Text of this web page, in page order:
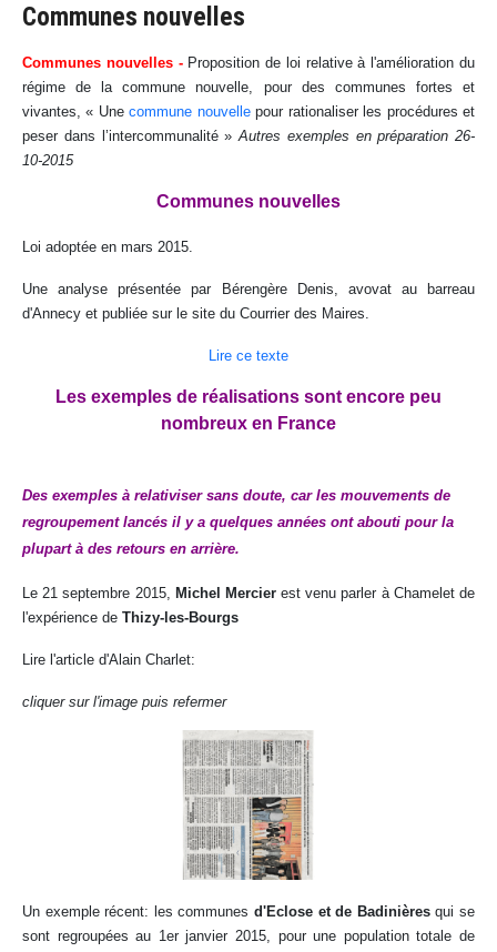
Communes nouvelles
Communes nouvelles - Proposition de loi relative à l'amélioration du
régime de la commune nouvelle, pour des communes fortes et
vivantes,« Unecommune nouvellepour rationaliser les procédures et
peser dans l’intercommunalité » Autres exemples en préparation 26-
10-2015
Communes nouvelles
Loi adoptée en mars 2015.
Une analyse présentée par Bérengère Denis, avovat au barreau
d'Annecy et publiée sur le site du Courrier des Maires.
Lire ce texte
Les exemples de réalisations sont encore peu
nombreux en France
Des exemples à relativiser sans doute, car les mouvements de
regroupement lancés il y a quelques années ont abouti pour la
plupart à des retours en arrière.
Le 21 septembre 2015, Michel Mercierest venu parler à Chamelet de
l'expérience de Thizy-les-Bourgs
Lire l'article d'Alain Charlet:
cliquer sur l'image puis refermer
Un exemple récent: les communes d'Eclose et de Badinièresqui se
sont regroupées au 1er janvier 2015, pour une population totale de